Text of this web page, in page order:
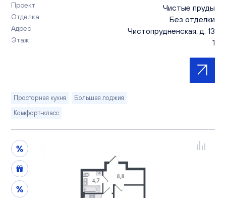
Проект Чистые пруды
Отделка Без отделки
Адрес Чистопрудненская, д. 13
Этаж 1
Просторная кухня
Большая лоджия
Комфорт-класс